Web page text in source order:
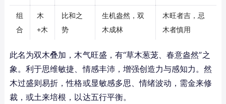
组
合
木
+木
比和之
势
生机盎然，双
木成林
木旺者吉，忌
木者慎用
此名为双木叠加，木气旺盛，有“草木葱茏、春意盎然”之
象。利于思维敏捷、情感丰沛，增强创造力与感知力。然
木过盛则易折，性格或显敏感多思、情绪波动，需金来修
裁，或土来培根，以达五行平衡。